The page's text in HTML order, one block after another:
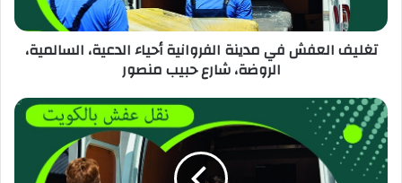
تغليف العفش في مدينة الفروانية أحياء الدعية، السالمية،
الروضة، شارع حبيب منصور